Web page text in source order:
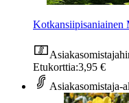
Kotkansiipisaniainen
Etukorttia:3,95 €
Asiakasomistaja-